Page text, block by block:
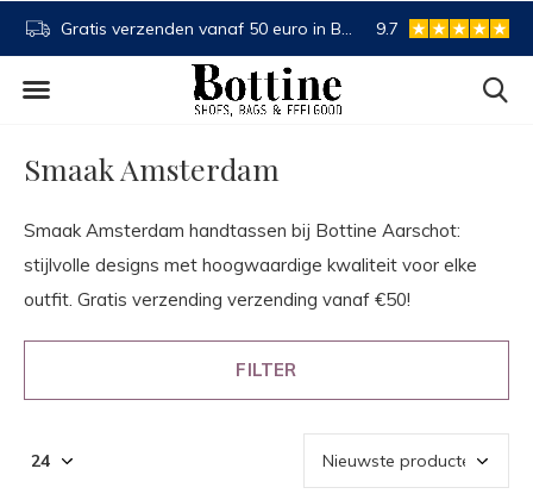
in BE en NL Koop nu, betaal later 9.7
Smaak Amsterdam
Smaak Amsterdam handtassen bij Bottine Aarschot:
stijlvolle designs met hoogwaardige kwaliteit voor elke
outfit. Gratis verzending verzending vanaf €50!
FILTER